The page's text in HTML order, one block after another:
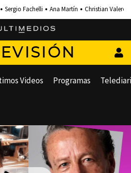
Sergio Fachelli Ana Martín Christian Valero
Videos Programas